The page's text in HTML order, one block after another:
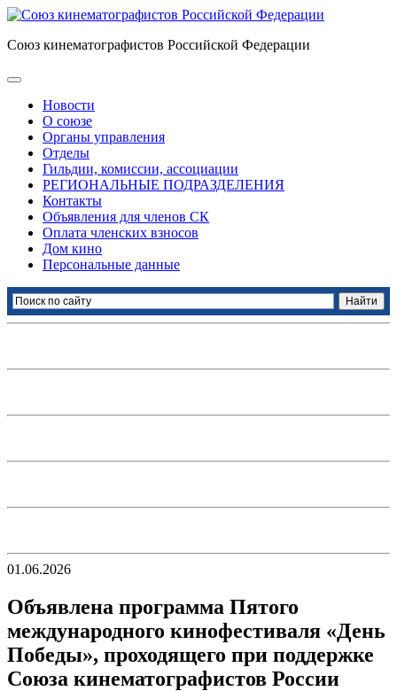
Союз кинематографистов Российской Федерации
Новости
О союзе
Органы управления
Отделы
Гильдии, комиссии, ассоциации
РЕГИОНАЛЬНЫЕ ПОДРАЗДЕЛЕНИЯ
Контакты
Объявления для членов СК
Оплата членских взносов
Дом кино
Персональные данные
01.06.2026
Объявлена программа Пятого
международного кинофестиваля «День
Победы», проходящего при поддержке
Союза кинематографистов России